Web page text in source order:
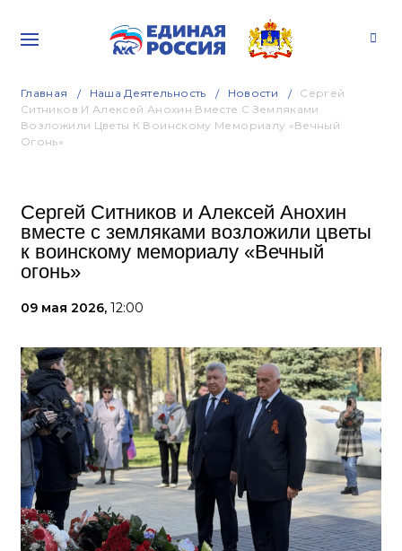
Главная Наша Деятельность Новости
Сергей
Ситников И Алексей Анохин Вместе С Земляками
Возложили Цветы К Воинскому Мемориалу «Вечный
Огонь»
Сергей Ситников и Алексей Анохин
вместе с земляками возложили цветы
к воинскому мемориалу «Вечный
огонь»
09 мая 2026, 12:00